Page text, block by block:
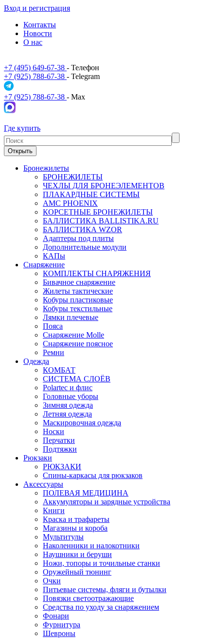
Вход и регистрация
Контакты
Новости
О нас
+7 (495) 649-67-38 - Телефон
+7 (925) 788-67-38 - Telegram
+7 (925) 788-67-38 - Max
Где купить
Открыть
Бронежилеты
БРОНЕЖИЛЕТЫ
ЧЕХЛЫ ДЛЯ БРОНЕЭЛЕМЕНТОВ
ПЛАКАРДНЫЕ СИСТЕМЫ
АМС PHOENIX
КОРСЕТНЫЕ БРОНЕЖИЛЕТЫ
БАЛЛИСТИКА BALLISTIKA.RU
БАЛЛИСТИКА WZOR
Адаптеры под плиты
Дополнительные модули
КАПы
Снаряжение
КОМПЛЕКТЫ СНАРЯЖЕНИЯ
Бивачное снаряжение
Жилеты тактические
Кобуры пластиковые
Кобуры текстильные
Лямки плечевые
Пояса
Снаряжение Molle
Снаряжение поясное
Ремни
Одежда
КОМБАТ
СИСТЕМА СЛОЁВ
Polartec и флис
Головные уборы
Зимняя одежда
Летняя одежда
Маскировочная одежда
Носки
Перчатки
Подтяжки
Рюкзаки
РЮКЗАКИ
Спины-каркасы для рюкзаков
Аксессуары
ПОЛЕВАЯ МЕДИЦИНА
Аккумуляторы и зарядные устройства
Книги
Краска и трафареты
Магазины и короба
Мультитулы
Наколенники и налокотники
Наушники и беруши
Ножи, топоры и точильные станки
Оружейный тюнинг
Очки
Питьевые системы, фляги и бутылки
Повязки светоотражающие
Средства по уходу за снаряжением
Фонари
Фурнитура
Шевроны